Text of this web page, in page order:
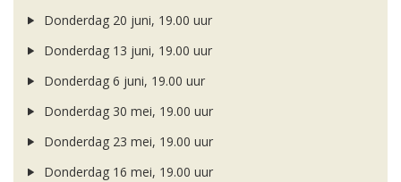
Donderdag 20 juni, 19.00 uur
Donderdag 13 juni, 19.00 uur
Donderdag 6 juni, 19.00 uur
Donderdag 30 mei, 19.00 uur
Donderdag 23 mei, 19.00 uur
Donderdag 16 mei, 19.00 uur